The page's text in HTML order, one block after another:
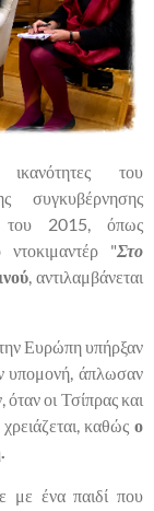
ικανότητες του
συγκυβέρνησης
2015, όπως
"Στο
, αντιλαμβάνεται
Ευρώπη υπήρξαν
υπομονή, άπλωσαν
οι Τσίπρας και
καθώς ο
με ένα παιδί που